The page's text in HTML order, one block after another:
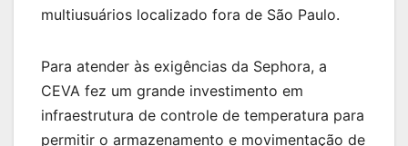
multiusuários localizado fora de São Paulo.
Para atender às exigências da Sephora, a
CEVA fez um grande investimento em
infraestrutura de controle de temperatura para
permitir o armazenamento e movimentação de